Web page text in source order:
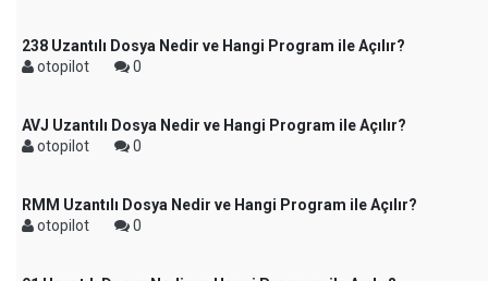
238 Uzantılı Dosya Nedir ve Hangi Program ile Açılır?
otopilot
0
AVJ Uzantılı Dosya Nedir ve Hangi Program ile Açılır?
otopilot
0
RMM Uzantılı Dosya Nedir ve Hangi Program ile Açılır?
otopilot
0